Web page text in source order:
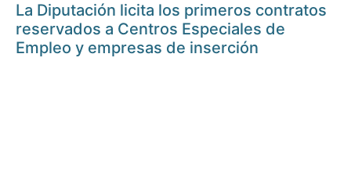
La Diputación licita los primeros contratos
reservados a Centros Especiales de
Empleo y empresas de inserción